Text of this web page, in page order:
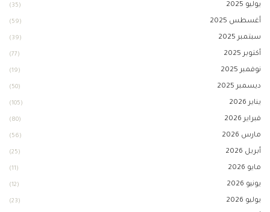
يوليو 2025 (35)
أغسطس 2025 (59)
سبتمبر 2025 (39)
أكتوبر 2025 (77)
نوفمبر 2025 (19)
ديسمبر 2025 (50)
يناير 2026 (105)
فبراير 2026 (80)
مارس 2026 (56)
أبريل 2026 (25)
مايو 2026 (11)
يونيو 2026 (12)
يوليو 2026 (23)